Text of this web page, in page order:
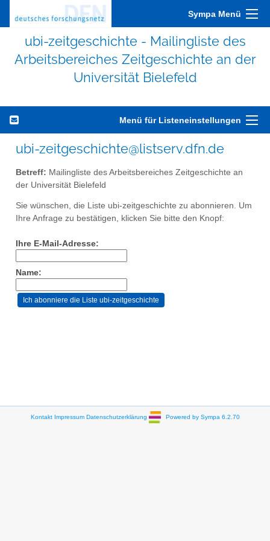
Sympa Menü
ubi-zeitgeschichte - Mailingliste des
Arbeitsbereiches Zeitgeschichte an der
Universität Bielefeld
Menü für Listeneinstellungen
ubi-zeitgeschichte@listserv.dfn.de
Betreff: Mailingliste des Arbeitsbereiches Zeitgeschichte an
der Universität Bielefeld
Sie wünschen, die Liste ubi-zeitgeschichte zu abonnieren. Um
Ihre Anfrage zu bestätigen, klicken Sie bitte den Knopf:
Ihre E-Mail-Adresse:
Name:
Kontakt Impressum Datenschutzerklärung Powered by Sympa 6.2.70